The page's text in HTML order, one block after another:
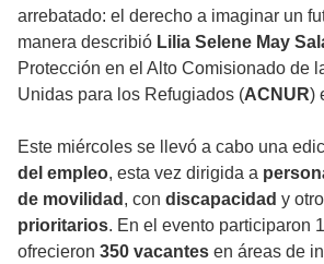
arrebatado: el derecho a imaginar un
manera describió Lilia Selene May
Protección en el Alto Comisionado de
Unidas para los Refugiados (ACNUR)
Este miércoles se llevó a cabo una
del empleo, esta vez dirigida a
de movilidad , con discapacidad y
prioritarios. En el evento participaron
ofrecieron 350 vacantes en áreas de